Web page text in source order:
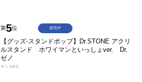
第5位
【グッズ-スタンドポップ】Dr.STONE アクリ
ルスタンド ホワイマンといっしょver. Dr.
ゼノ
￥1,980
発売中